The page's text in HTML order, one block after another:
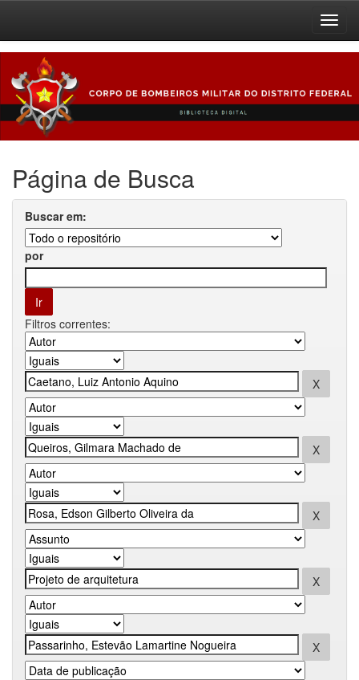
navigation
Página de Busca
Buscar em:
por
Filtros correntes: